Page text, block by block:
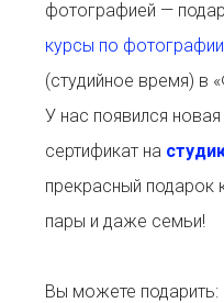
фотографией —
курсы по фотографии
(студийное время) в
У нас появился
сертификат на
прекрасный подарок
пары и даже семьи!
Вы можете подарить: